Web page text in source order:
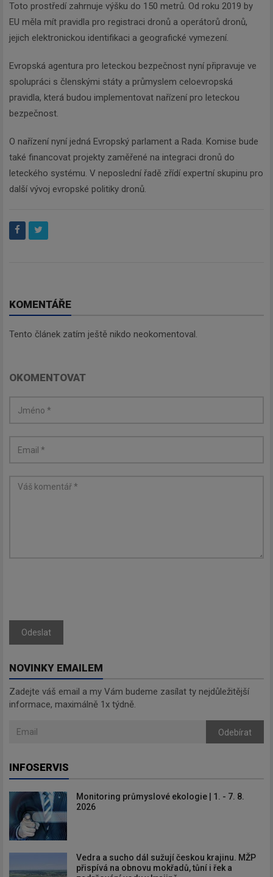
Toto prostředí zahrnuje výšku do 150 metrů. Od roku 2019 by
EU měla mít pravidla pro registraci dronů a operátorů dronů,
jejich elektronickou identifikaci a geografické vymezení.
Evropská agentura pro leteckou bezpečnost nyní připravuje ve
spolupráci s členskými státy a průmyslem celoevropská
pravidla, která budou implementovat nařízení pro leteckou
bezpečnost.
O nařízení nyní jedná Evropský parlament a Rada. Komise bude
také financovat projekty zaměřené na integraci dronů do
leteckého systému. V neposlední řadě zřídí expertní skupinu pro
další vývoj evropské politiky dronů.
KOMENTÁŘE
Tento článek zatím ještě nikdo neokomentoval.
OKOMENTOVAT
Odeslat
NOVINKY EMAILEM
Zadejte váš email a my Vám budeme zasílat ty nejdůležitější
informace, maximálně 1x týdně.
Odebírat
INFOSERVIS
Monitoring průmyslové ekologie | 1. - 7. 8.
2026
Vedra a sucho dál sužují českou krajinu. MŽP
přispívá na obnovu mokřadů, tůní i řek a